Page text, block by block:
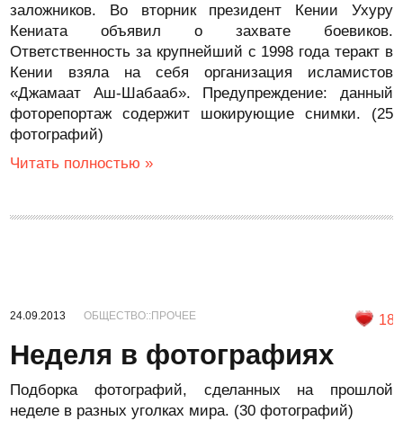
заложников. Во вторник президент Кении Ухуру
Кениата объявил о захвате боевиков.
Ответственность за крупнейший с 1998 года теракт в
Кении взяла на себя организация исламистов
«Джамаат Аш-Шабааб». Предупреждение: данный
фоторепортаж содержит шокирующие снимки. (25
фотографий)
Читать полностью »
24.09.2013 ОБЩЕСТВО::ПРОЧЕЕ 18
Неделя в фотографиях
Подборка фотографий, сделанных на прошлой
неделе в разных уголках мира. (30 фотографий)